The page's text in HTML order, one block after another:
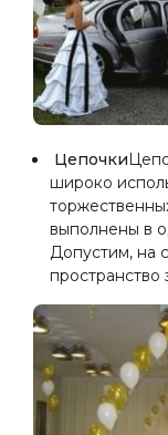
Цепочки
широко
выполнены в
Допустим, на
пространство